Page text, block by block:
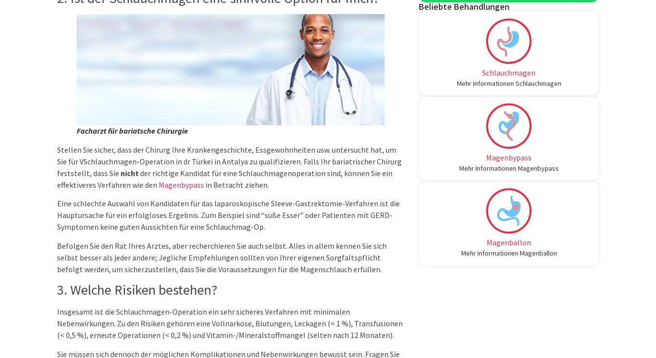
Facharzt für bariatsche Chirurgie
Stellen Sie sicher, dass der Chirurg Ihre Krankengeschichte, Essgewohnheiten usw. untersucht hat, um
Sie für VSchlauchmagen-Operation in dr Türkei in Antalya zu qualifizieren. Falls Ihr bariatrischer Chirurg
feststellt, dass Sie nicht der richtige Kandidat für eine Schlauchmagenoperation sind, können Sie ein
effektiveres Verfahren wie den Magenbypass in Betracht ziehen.
Eine schlechte Auswahl von Kandidaten für das laparoskopische Sleeve-Gastrektomie-Verfahren ist die
Hauptursache für ein erfolgloses Ergebnis. Zum Beispiel sind “süße Esser” oder Patienten mit GERD-
Symptomen keine guten Aussichten für eine Schlauchmag-Op.
Befolgen Sie den Rat Ihres Arztes, aber recherchieren Sie auch selbst. Alles in allem kennen Sie sich
selbst besser als jeder andere; Jegliche Empfehlungen sollten von Ihrer eigenen Sorgfaltspflicht
befolgt werden, um sicherzustellen, dass Sie die Voraussetzungen für die Magenschlauch erfüllen.
3. Welche Risiken bestehen?
Insgesamt ist die Schlauchmagen-Operation ein sehr sicheres Verfahren mit minimalen
Nebenwirkungen. Zu den Risiken gehören eine Vollnarkose, Blutungen, Leckagen (< 1 %), Transfusionen
(< 0,5 %), erneute Operationen (< 0,2 %) und Vitamin-/Mineralstoffmangel (selten nach 12 Monaten).
Sie müssen sich dennoch der möglichen Komplikationen und Nebenwirkungen bewusst sein. Fragen Sie
Beliebte Behandlungen
Schlauchmagen
Mehr Informationen Schlauchmagen
Magenbypass
Mehr Informationen Magenbypass
Magenballon
Mehr Informationen Magenballon